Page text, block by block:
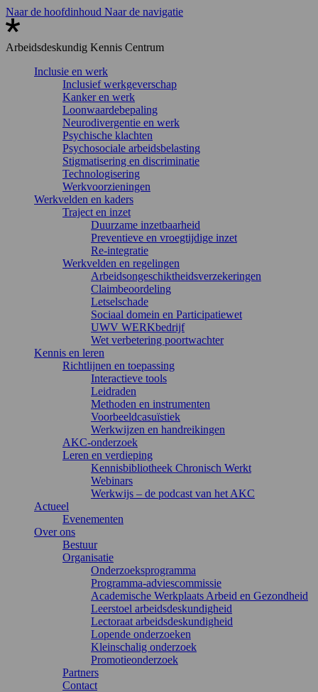
Naar de hoofdinhoud Naar de navigatie
Arbeidsdeskundig Kennis Centrum
Inclusie en werk
Inclusief werkgeverschap
Kanker en werk
Loonwaardebepaling
Neurodivergentie en werk
Psychische klachten
Psychosociale arbeidsbelasting
Stigmatisering en discriminatie
Technologisering
Werkvoorzieningen
Werkvelden en kaders
Traject en inzet
Duurzame inzetbaarheid
Preventieve en vroegtijdige inzet
Re-integratie
Werkvelden en regelingen
Arbeidsongeschiktheidsverzekeringen
Claimbeoordeling
Letselschade
Sociaal domein en Participatiewet
UWV WERKbedrijf
Wet verbetering poortwachter
Kennis en leren
Richtlijnen en toepassing
Interactieve tools
Leidraden
Methoden en instrumenten
Voorbeeldcasuïstiek
Werkwijzen en handreikingen
AKC-onderzoek
Leren en verdieping
Kennisbibliotheek Chronisch Werkt
Webinars
Werkwijs – de podcast van het AKC
Actueel
Evenementen
Over ons
Bestuur
Organisatie
Onderzoeksprogramma
Programma-adviescommissie
Academische Werkplaats Arbeid en Gezondheid
Leerstoel arbeidsdeskundigheid
Lectoraat arbeidsdeskundigheid
Lopende onderzoeken
Kleinschalig onderzoek
Promotieonderzoek
Partners
Contact